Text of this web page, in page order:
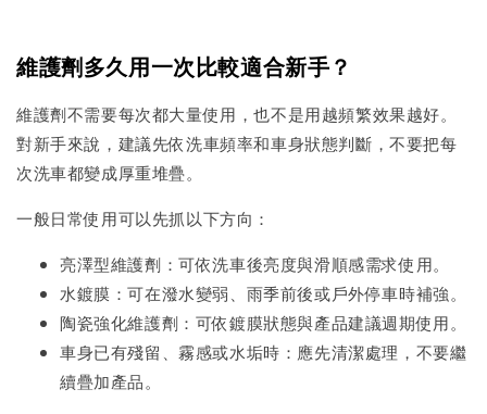
維護劑多久用一次比較適合新手？
維護劑不需要每次都大量使用，也不是用越頻繁效果越好。
對新手來說，建議先依洗車頻率和車身狀態判斷，不要把每
次洗車都變成厚重堆疊。
一般日常使用可以先抓以下方向：
亮澤型維護劑：可依洗車後亮度與滑順感需求使用。
水鍍膜：可在潑水變弱、雨季前後或戶外停車時補強。
陶瓷強化維護劑：可依鍍膜狀態與產品建議週期使用。
車身已有殘留、霧感或水垢時：應先清潔處理，不要繼
續疊加產品。